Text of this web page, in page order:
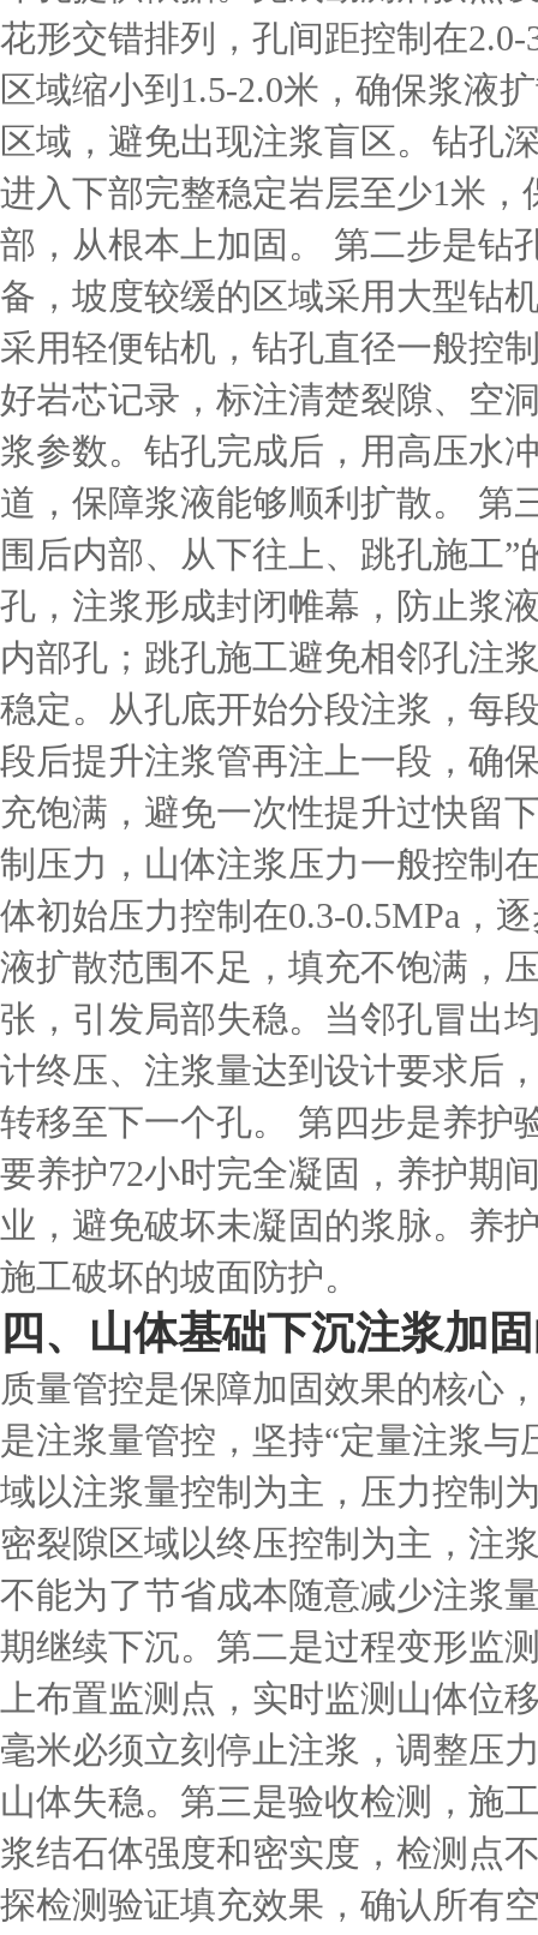
花形交错排列，孔间距控制在
区域缩小到1.5-2.0米，确保浆液
区域，避免出现注浆盲区。钻孔
进入下部完整稳定岩层至少1米
部，从根本上加固。 第二步是钻
备，坡度较缓的区域采用大型钻
采用轻便钻机，钻孔直径一般控
好岩芯记录，标注清楚裂隙、空
浆参数。钻孔完成后，用高压水
道，保障浆液能够顺利扩散。 第
围后内部、从下往上、跳孔施工
孔，注浆形成封闭帷幕，防止浆
内部孔；跳孔施工避免相邻孔注
稳定。从孔底开始分段注浆，每
段后提升注浆管再注上一段，确
充饱满，避免一次性提升过快留
制压力，山体注浆压力一般控制
体初始压力控制在0.3-0.5MPa，
液扩散范围不足，填充不饱满，
张，引发局部失稳。当邻孔冒出
计终压、注浆量达到设计要求后
转移至下一个孔。 第四步是养护
要养护72小时完全凝固，养护期
业，避免破坏未凝固的浆脉。养
施工破坏的坡面防护。
四、山体基础下沉注浆加
质量管控是保障加固效果的核心
是注浆量管控，坚持“定量注浆
域以注浆量控制为主，压力控制
密裂隙区域以终压控制为主，注
不能为了节省成本随意减少注浆
期继续下沉。第二是过程变形监
上布置监测点，实时监测山体位
毫米必须立刻停止注浆，调整压
山体失稳。第三是验收检测，施
浆结石体强度和密实度，检测点
探检测验证填充效果，确认所有